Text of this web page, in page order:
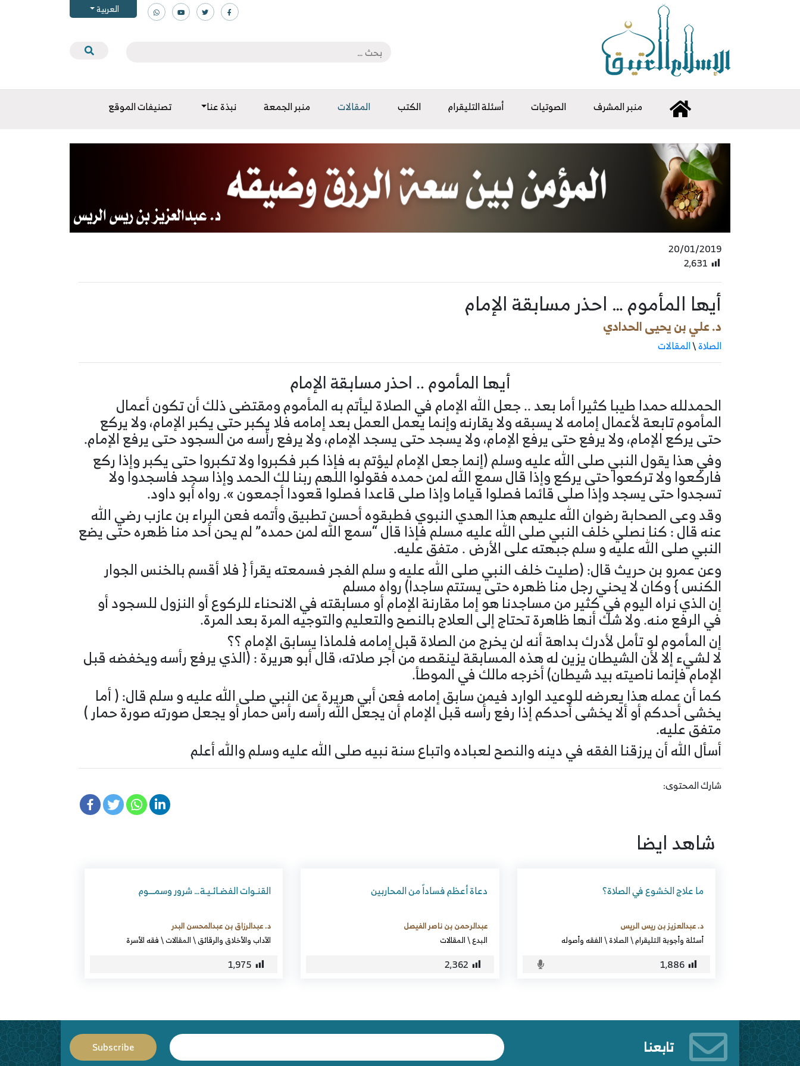
العربية
منبر المشرف الصوتيات أسئلة التليقرام الكتب المقالات منبر الجمعة نبذة عنا تصنيفات الموقع
20/01/2019
2٬631
أيها المأموم … احذر مسابقة الإمام
د. علي بن يحيى الحدادي
الصلاة\المقالات
أيها المأموم .. احذر مسابقة الإمام
الحمدلله حمدا طيبا كثيرا أما بعد .. جعل الله الإمام في الصلاة ليأتم به المأموم ومقتضى ذلك أن تكون أعمال
المأموم تابعة لأعمال إمامه لا يسبقه ولا يقارنه وإنما يعمل العمل بعد إمامه فلا يكبر حتى يكبر الإمام، ولا يركع
حتى يركع الإمام، ولا يرفع حتى يرفع الإمام، ولا يسجد حتى يسجد الإمام، ولا يرفع رأسه من السجود حتى يرفع الإمام.
وفي هذا يقول النبي صلى الله عليه وسلم (إنما جعل الإمام ليؤتم به فإذا كبر فكبروا ولا تكبروا حتى يكبر وإذا ركع
فاركعوا ولا تركعوا حتى يركع وإذا قال سمع الله لمن حمده فقولوا اللهم ربنا لك الحمد وإذا سجد فاسجدوا ولا
تسجدوا حتى يسجد وإذا صلى قائما فصلوا قياما وإذا صلى قاعدا فصلوا قعودا أجمعون ». رواه أبو داود.
وقد وعى الصحابة رضوان الله عليهم هذا الهدي النبوي فطبقوه أحسن تطبيق وأتمه فعن البراء بن عازب رضي الله
عنه قال : كنا نصلي خلف النبي صلى الله عليه مسلم فإذا قال “سمع الله لمن حمده” لم يحن أحد منا ظهره حتى يضع
النبي صلى الله عليه و سلم جبهته على الأرض . متفق عليه.
وعن عمرو بن حريث قال: (صليت خلف النبي صلى الله عليه و سلم الفجر فسمعته يقرأ { فلا أقسم بالخنس الجوار
الكنس } وكان لا يحني رجل منا ظهره حتى يستتم ساجدا) رواه مسلم
إن الذي نراه اليوم في كثير من مساجدنا هو إما مقارنة الإمام أو مسابقته في الانحناء للركوع أو النزول للسجود أو
في الرفع منه. ولا شك أنها ظاهرة تحتاج إلى العلاج بالنصح والتعليم والتوجيه المرة بعد المرة.
إن المأموم لو تأمل لأدرك بداهة أنه لن يخرج من الصلاة قبل إمامه فلماذا يسابق الإمام ؟؟
لا لشيء إلا لأن الشيطان يزين له هذه المسابقة لينقصه من أجر صلاته، قال أبو هريرة : (الذي يرفع رأسه ويخفضه قبل
الإمام فإنما ناصيته بيد شيطان) أخرجه مالك في الموطأ.
كما أن عمله هذا يعرضه للوعيد الوارد فيمن سابق إمامه فعن أبي هريرة عن النبي صلى الله عليه و سلم قال: ( أما
يخشى أحدكم أو ألا يخشى أحدكم إذا رفع رأسه قبل الإمام أن يجعل الله رأسه رأس حمار أو يجعل صورته صورة حمار )
متفق عليه.
أسأل الله أن يرزقنا الفقه في دينه والنصح لعباده واتباع سنة نبيه صلى الله عليه وسلم والله أعلم
شارك المحتوى:
شاهد ايضا
ما علاج الخشوع في الصلاة؟
د. عبدالعزيز بن ريس الريس
أسئلة وأجوبة التليقرام\الصلاة\الفقه وأصوله
1٬886
دعاة أعظم فساداً من المحاربين
عبدالرحمن بن ناصر الفيصل
البدع\المقالات
2٬362
القنـوات الفضـائـيـة… شرور وسمـــوم
د. عبدالرزاق بن عبدالمحسن البدر
الآداب والأخلاق والرقائق\المقالات\فقه الأسرة
1٬975
تابعنا